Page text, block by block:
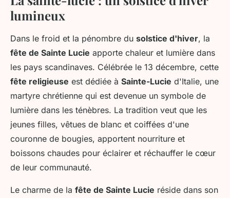
lumineux
Dans le froid et la pénombre du solstice d'hiver, la
fête de Sainte Lucie apporte chaleur et lumière dans
les pays scandinaves. Célébrée le 13 décembre, cette
fête religieuse est dédiée à Sainte-Lucie d'Italie, une
martyre chrétienne qui est devenue un symbole de
lumière dans les ténèbres. La tradition veut que les
jeunes filles, vêtues de blanc et coiffées d'une
couronne de bougies, apportent nourriture et
boissons chaudes pour éclairer et réchauffer le cœur
de leur communauté.
Le charme de la fête de Sainte Lucie réside dans son